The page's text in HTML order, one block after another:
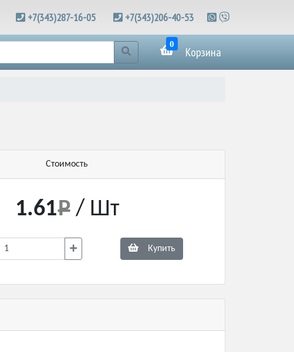
+7(343)287-16-05 +7(343)206-40-53
0
Корзина
Стоимость
1.61 / Шт
Купить